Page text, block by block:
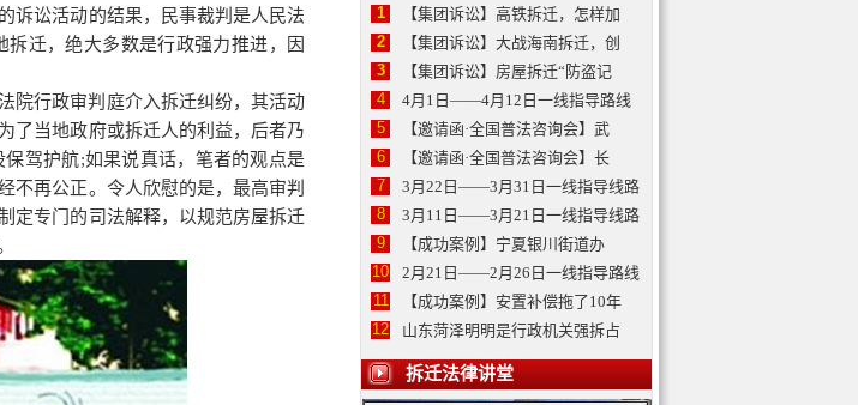
诉讼活动的结果，民事裁判是人民法
拆迁，绝大多数是行政强力推进，因
院行政审判庭介入拆迁纠纷，其活动
了当地政府或拆迁人的利益，后者乃
驾护航;如果说真话，笔者的观点是
不再公正。令人欣慰的是，最高审判
定专门的司法解释，以规范房屋拆迁
1
【集团诉讼】高铁拆迁，怎样加
2
【集团诉讼】大战海南拆迁，创
3
【集团诉讼】房屋拆迁“防盗记
4
4月1日——4月12日一线指导路线
5
【邀请函·全国普法咨询会】武
6
【邀请函·全国普法咨询会】长
7
3月22日——3月31日一线指导线路
8
3月11日——3月21日一线指导线路
9
【成功案例】宁夏银川街道办
10
2月21日——2月26日一线指导路线
11
【成功案例】安置补偿拖了10年
12
山东菏泽明明是行政机关强拆占
拆迁法律讲堂